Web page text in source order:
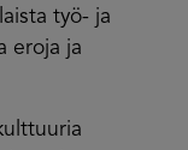
työ- ja
eroja ja